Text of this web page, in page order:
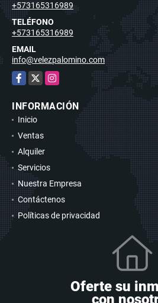
+573165316989
TELÉFONO
+573165316989
EMAIL
info@velezpalomino.com
Facebook
X Instagram
INFORMACIÓN
Inicio
Ventas
Alquiler
Servicios
Nuestra Empresa
Contáctenos
Políticas de privacidad
Oferte su
con